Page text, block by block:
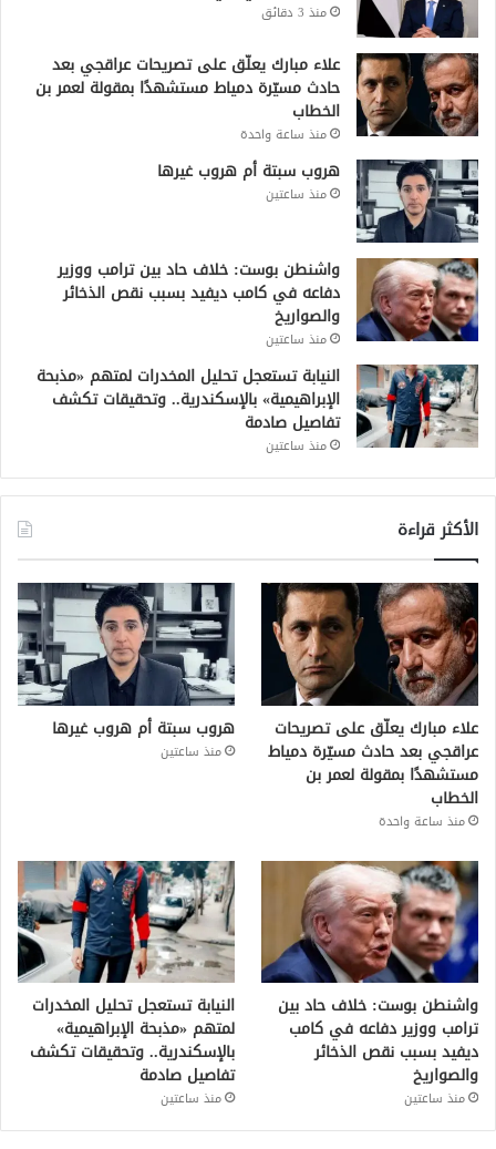
منذ 3 دقائق
علاء مبارك يعلّق على تصريحات عراقجي بعد
حادث مسيّرة دمياط مستشهدًا بمقولة لعمر بن
الخطاب
منذ ساعة واحدة
هروب سبتة أم هروب غيرها
منذ ساعتين
واشنطن بوست: خلاف حاد بين ترامب ووزير
دفاعه في كامب ديفيد بسبب نقص الذخائر
والصواريخ
منذ ساعتين
النيابة تستعجل تحليل المخدرات لمتهم «مذبحة
الإبراهيمية» بالإسكندرية.. وتحقيقات تكشف
تفاصيل صادمة
منذ ساعتين
الأكثر قراءة
علاء مبارك يعلّق على تصريحات
عراقجي بعد حادث مسيّرة دمياط
مستشهدًا بمقولة لعمر بن
الخطاب
منذ ساعة واحدة
هروب سبتة أم هروب غيرها
منذ ساعتين
واشنطن بوست: خلاف حاد بين
ترامب ووزير دفاعه في كامب
ديفيد بسبب نقص الذخائر
والصواريخ
منذ ساعتين
النيابة تستعجل تحليل المخدرات
لمتهم «مذبحة الإبراهيمية»
بالإسكندرية.. وتحقيقات تكشف
تفاصيل صادمة
منذ ساعتين